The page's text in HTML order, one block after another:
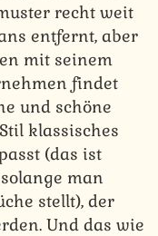
recht weit
entfernt, aber
mit seinem
findet
und schöne
klassisches
(das ist
man
stellt), der
Und das wie